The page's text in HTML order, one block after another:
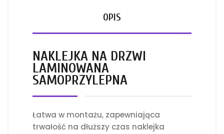
OPIS
NAKLEJKA NA DRZWI
LAMINOWANA
SAMOPRZYLEPNA
Łatwa w montażu, zapewniająca
trwałość na dłuższy czas naklejka